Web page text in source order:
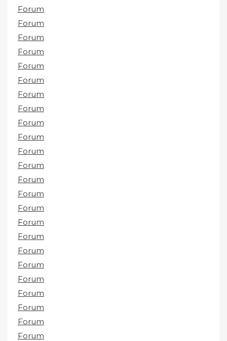
Forum
Forum
Forum
Forum
Forum
Forum
Forum
Forum
Forum
Forum
Forum
Forum
Forum
Forum
Forum
Forum
Forum
Forum
Forum
Forum
Forum
Forum
Forum
Forum